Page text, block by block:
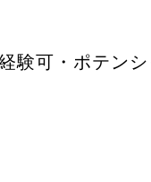
験可・ポテン